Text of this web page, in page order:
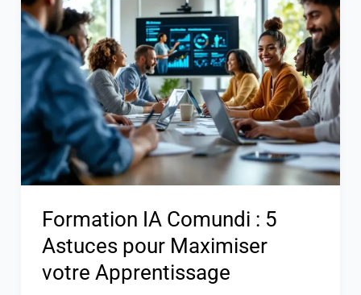
Formation IA Comundi : 5
Astuces pour Maximiser
votre Apprentissage
Comundi
:
5
Astuces
pour
Maximiser
votre
Apprentissage